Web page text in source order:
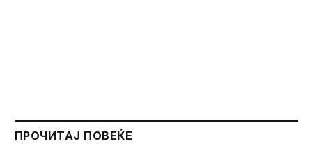
ПРОЧИТАЈ ПОВЕЌЕ